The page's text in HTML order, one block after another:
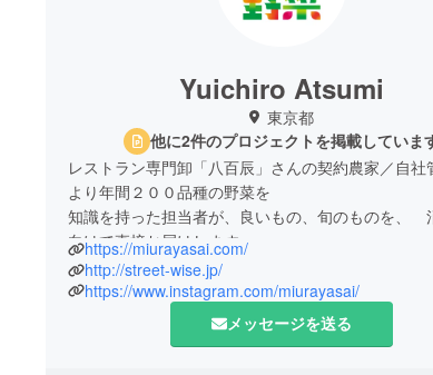
Yuichiro Atsumi
東京都
他に2件のプロジェクトを掲載していま
レストラン専門卸「八百辰」さんの契約農家／自社
より年間２００品種の野菜を
知識を持った担当者が、良いもの、旬のものを、
向けて直接お届けします。
また、三浦野菜以外の野菜も
産地とのネットワークを生かし、お届けします。
おいしいものを求め、おいしいものを届けたい。安
なものを届けたい、それが
https://miurayasai.com/
http://street-wise.jp/
https://www.instagram.com/miurayasai/
メッセージを送る